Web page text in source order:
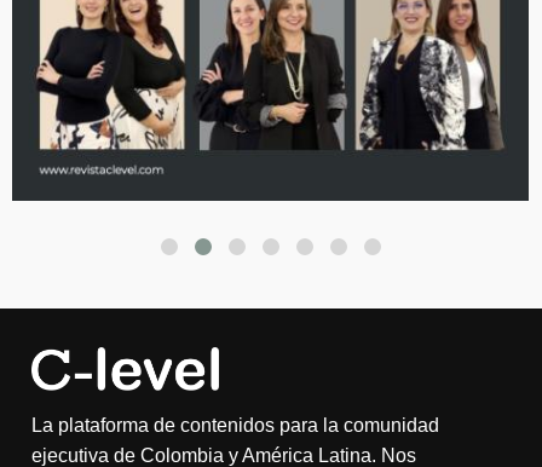
La plataforma de contenidos para la comunidad
ejecutiva de Colombia y América Latina. Nos